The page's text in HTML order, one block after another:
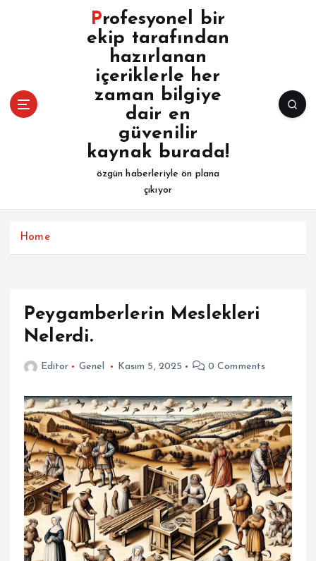
Profesyonel bir
ekip tarafından
hazırlanan
içeriklerle her
zaman bilgiye
dair en
güvenilir
kaynak burada!
özgün haberleriyle ön plana
çıkıyor
Home
Peygamberlerin Meslekleri
Nelerdi.
Editor Genel Kasım 5, 2025 0 Comments